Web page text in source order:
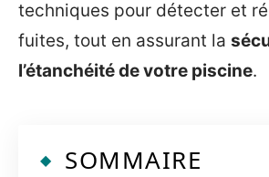
techniques pour détecter et
fuites, tout en assurant la
l’étanchéité de votre piscine.
SOMMAIRE